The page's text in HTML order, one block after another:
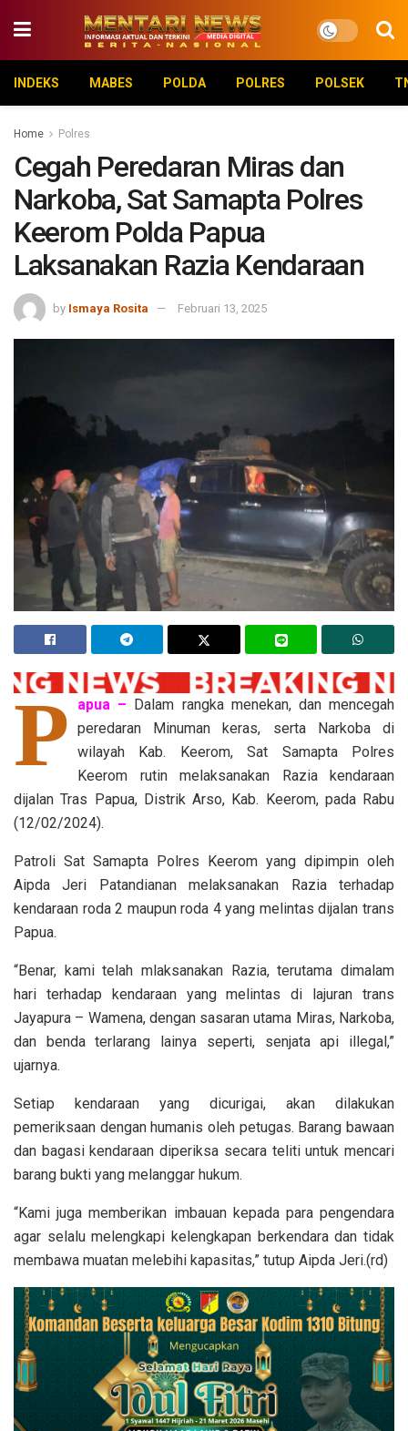
INDEKS MABES POLDA POLRES POLSEK
Home Polres
Cegah Peredaran Miras dan
Narkoba, Sat Samapta Polres
Keerom Polda Papua
Laksanakan Razia Kendaraan
by Ismaya Rosita Februari 13, 2025
P apua –
Dalam rangka menekan, dan mencegah
peredaran Minuman keras, serta Narkoba di
wilayah Kab. Keerom, Sat Samapta Polres
Keerom rutin melaksanakan Razia kendaraan
dijalan Tras Papua, Distrik Arso, Kab. Keerom, pada Rabu
(12/02/2024).
Patroli Sat Samapta Polres Keerom yang dipimpin oleh
Aipda Jeri Patandianan melaksanakan Razia terhadap
kendaraan roda 2 maupun roda 4 yang melintas dijalan trans
Papua.
“Benar, kami telah mlaksanakan Razia, terutama dimalam
hari terhadap kendaraan yang melintas di lajuran trans
Jayapura – Wamena, dengan sasaran utama Miras, Narkoba,
dan benda terlarang lainya seperti, senjata api illegal,”
ujarnya.
Setiap kendaraan yang dicurigai, akan dilakukan
pemeriksaan dengan humanis oleh petugas. Barang bawaan
dan bagasi kendaraan diperiksa secara teliti untuk mencari
barang bukti yang melanggar hukum.
“Kami juga memberikan imbauan kepada para pengendara
agar selalu melengkapi kelengkapan berkendara dan tidak
membawa muatan melebihi kapasitas,” tutup Aipda Jeri.(rd)